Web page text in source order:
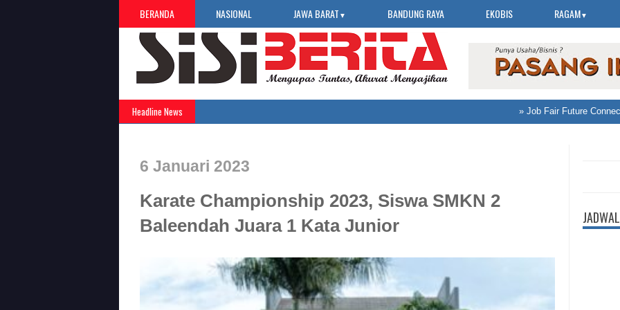
BERANDA NASIONAL JAWA BARAT ▼ BANDUNG RAYA EKOBIS RAGAM▼
Headline News Job Fair Future Connect
6 Januari 2023
Karate Championship 2023, Siswa SMKN 2
Baleendah Juara 1 Kata Junior